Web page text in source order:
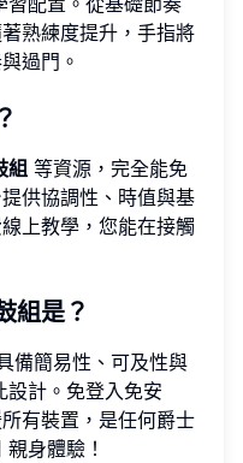
熟練度提升，手指將
過門。
組 等資源，完全能免
供協調性、時值與基
上教學，您能在接觸
組是？
備簡易性、可及性與
設計。免登入免安
有裝置，是任何爵士
親身體驗！